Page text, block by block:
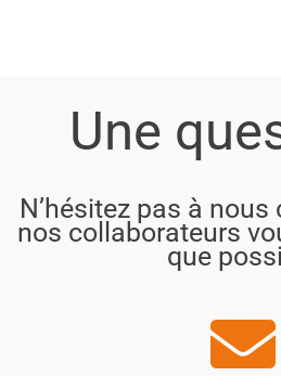
Une
N’hésitez pas à
nos collaborateurs
que